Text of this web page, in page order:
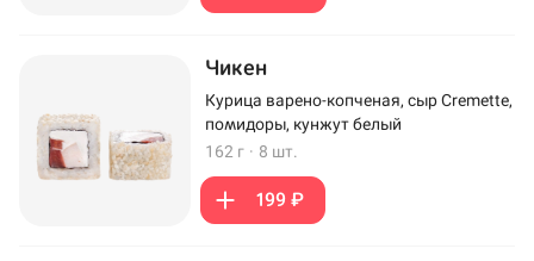
Чикен
Курица варено-копченая, сыр Cremette,
помидоры, кунжут белый
162 г · 8 шт.
199 ₽